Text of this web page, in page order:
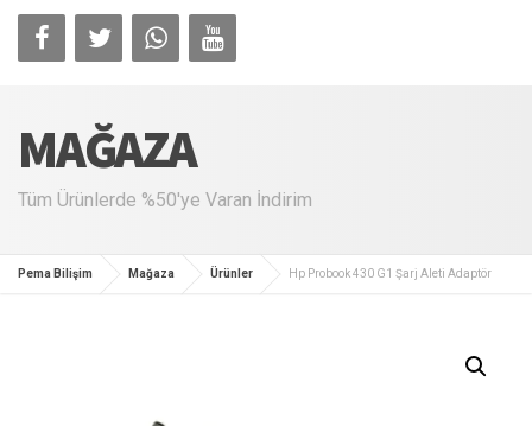
MAĞAZA
Tüm Ürünlerde %50'ye Varan İndirim
Pema Bilişim Mağaza Ürünler Hp Probook 430 G1 Şarj Aleti Adaptör